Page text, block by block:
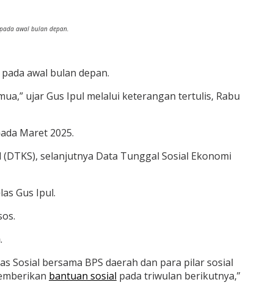
awal bulan depan.
awal bulan depan.
ujar Gus Ipul melalui keterangan tertulis, Rabu
Maret 2025.
selanjutnya Data Tunggal Sosial Ekonomi
Gus Ipul.
Sosial bersama BPS daerah dan para pilar sosial
bantuan sosial pada triwulan berikutnya,”